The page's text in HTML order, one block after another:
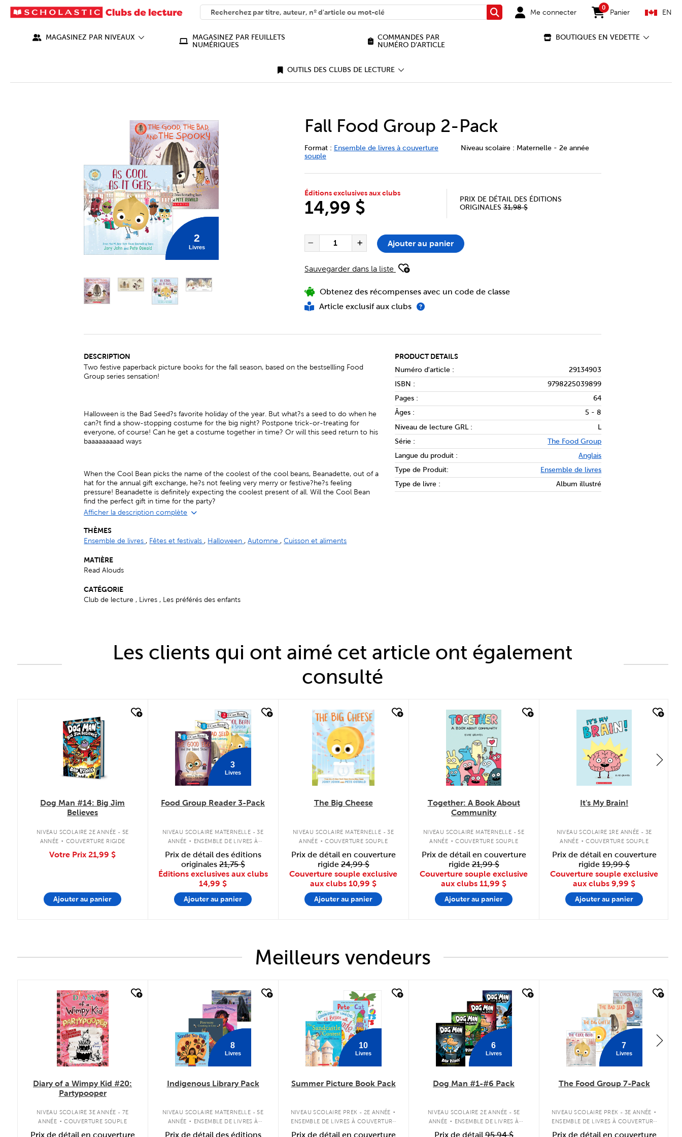
SEARCH
What can we help you find?
RechercherMe connecter
0
items in cart
Panier EN
MAGASINEZ PAR NIVEAUX
MAGASINEZ PAR FEUILLETS
NUMÉRIQUES
COMMANDES PAR
NUMÉRO D’ARTICLE
BOUTIQUES EN VEDETTE
OUTILS DES CLUBS DE LECTURE
2
Livres
Fall Food Group 2-Pack
DETAILS
https://bookclubs.scholastic.ca/fr/fall-food-group-2-pack/29134903-cec-ca.html
Format : Ensemble de livres à couverture
souple
Niveau scolaire : Maternelle - 2e année
Éditions exclusives aux clubs
14,99 $
PRIX DE DÉTAIL DES ÉDITIONS
ORIGINALES31,98 $
Réduire la quantité de Fall Food Group 2-Pack
QUANTITÉ POUR L'ARTICLE FALL FOOD GROUP 2-PACK
Augmenter la quantité de Fall Food Group 2-Pack
Ajouter au panier
Sauvegarder dans la liste
Obtenez des récompenses avec un code de classe
Article exclusif aux clubs
DESCRIPTION
Two festive paperback picture books for the fall season, based on the bestsellling Food
Group series sensation!
Halloween is the Bad Seed?s favorite holiday of the year. But what?s a seed to do when he
can?t find a show-stopping costume for the big night? Postpone trick-or-treating for
everyone, of course! Can he get a costume together in time? Or will this seed return to his
baaaaaaaaad ways
When the Cool Bean picks the name of the coolest of the cool beans, Beanadette, out of a
hat for the annual gift exchange, he?s not feeling very merry or festive?he?s feeling
pressure! Beanadette is definitely expecting the coolest present of all. Will the Cool Bean
find the perfect gift in time for the party?
Afficher la description complète
THÈMES
Ensemble de livres, Fêtes et festivals, Halloween,Automne,Cuisson et aliments
MATIÈRE
Read Alouds
CATÉGORIE
Club de lecture , Livres , Les préférés des enfants
PRODUCT DETAILS
Numéro d'article :
29134903
ISBN :
9798225039899
Pages :
64
Âges :
5 - 8
Niveau de lecture GRL :
L
Série :
The Food Group
Langue du produit :
Anglais
Type de Produit:
Ensemble de livres
Type de livre :
Album illustré
Les clients qui ont aimé cet article ont également
consulté
Dog Man #14: Big Jim
Believes
NIVEAU SCOLAIRE 2E ANNÉE - 5E
ANNÉE . COUVERTURE RIGIDE
Votre Prix21,99 $
Ajouter au panier
3
Livres
Food Group Reader 3-Pack
NIVEAU SCOLAIRE MATERNELLE - 3E
ANNÉE . ENSEMBLE DE LIVRES À
Prix de détail des éditions
originales21,75 $
Éditions exclusives aux clubs
14,99 $
Ajouter au panier
quick look
The Big Cheese
NIVEAU SCOLAIRE MATERNELLE - 3E
ANNÉE . COUVERTURE SOUPLE
Prix de détail en couverture
rigide24,99 $
Couverture souple exclusive
aux clubs10,99 $
Ajouter au panier
quick look
Together: A Book About
Community
NIVEAU SCOLAIRE MATERNELLE - 5E
ANNÉE . COUVERTURE SOUPLE
Prix de détail en couverture
rigide21,99 $
Couverture souple exclusive
aux clubs11,99 $
Ajouter au panier
It's My Brain!
NIVEAU SCOLAIRE 1RE ANNÉE - 3E
ANNÉE . COUVERTURE SOUPLE
Prix de détail en couverture
rigide19,99 $
Couverture souple exclusive
aux clubs9,99 $
Ajouter au panier
Meilleurs vendeurs
quick look
Diary of a Wimpy Kid #20:
Partypooper
NIVEAU SCOLAIRE 3E ANNÉE - 7E
ANNÉE . COUVERTURE SOUPLE
Prix de détail en couverture
quick look
8
Livres
Indigenous Library Pack
NIVEAU SCOLAIRE MATERNELLE - 5E
ANNÉE . ENSEMBLE DE LIVRES À
Prix de détail des éditions
10
Livres
Summer Picture Book Pack
NIVEAU SCOLAIRE PREK - 2E ANNÉE .
ENSEMBLE DE LIVRES À COUVERTURE
Prix de détail en couverture
6
Livres
Dog Man #1-#6 Pack
NIVEAU SCOLAIRE 2E ANNÉE - 5E
ANNÉE . ENSEMBLE DE LIVRES À
Prix de détail95,94 $
7
Livres
The Food Group 7-Pack
NIVEAU SCOLAIRE PREK - 3E ANNÉE .
ENSEMBLE DE LIVRES À COUVERTURE
Prix de détail en couverture